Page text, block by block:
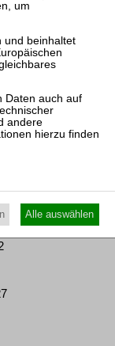
Alle auswählen